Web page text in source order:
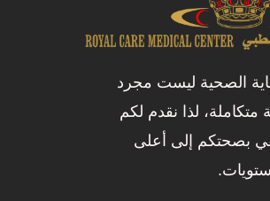
الصحية ليست مجرد
لذا نقدم لكم
بصحتكم إلى أعلى